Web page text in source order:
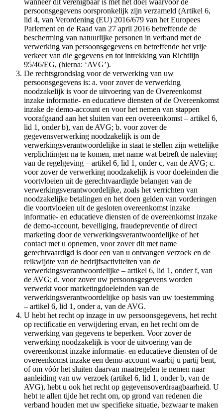
wanneer dit verenigbaar is met het doel waarvoor de
persoonsgegevens oorspronkelijk zijn verzameld (Artikel 6,
lid 4, van Verordening (EU) 2016/679 van het Europees
Parlement en de Raad van 27 april 2016 betreffende de
bescherming van natuurlijke personen in verband met de
verwerking van persoonsgegevens en betreffende het vrije
verkeer van die gegevens en tot intrekking van Richtlijn
95/46/EG, (hierna: ‘AVG’).
De rechtsgrondslag voor de verwerking van uw
persoonsgegevens is: a. voor zover de verwerking
noodzakelijk is voor de uitvoering van de Overeenkomst
inzake informatie- en educatieve diensten of de Overeenkomst
inzake de demo-account en voor het nemen van stappen
voorafgaand aan het sluiten van een overeenkomst – artikel 6,
lid 1, onder b), van de AVG; b. voor zover de
gegevensverwerking noodzakelijk is om de
verwerkingsverantwoordelijke in staat te stellen zijn wettelijke
verplichtingen na te komen, met name wat betreft de naleving
van de regelgeving – artikel 6, lid 1, onder c, van de AVG; c.
voor zover de verwerking noodzakelijk is voor doeleinden die
voortvloeien uit de gerechtvaardigde belangen van de
verwerkingsverantwoordelijke, zoals het verrichten van
noodzakelijke betalingen en het doen gelden van vorderingen
die voortvloeien uit de gesloten overeenkomst inzake
informatie- en educatieve diensten of de overeenkomst inzake
de demo-account, beveiliging, fraudepreventie of direct
marketing door de verwerkingsverantwoordelijke of het
contact met u opnemen, voor zover dit met name
gerechtvaardigd is door een van u ontvangen verzoek en de
reikwijdte van de bedrijfsactiviteiten van de
verwerkingsverantwoordelijke – artikel 6, lid 1, onder f, van
de AVG; d. voor zover uw persoonsgegevens worden
verwerkt voor marketingdoeleinden van de
verwerkingsverantwoordelijke op basis van uw toestemming
– artikel 6, lid 1, onder a, van de AVG.
U hebt het recht op inzage in uw persoonsgegevens, het recht
op rectificatie en verwijdering ervan, en het recht om de
verwerking van gegevens te beperken. Voor zover de
verwerking noodzakelijk is voor de uitvoering van de
overeenkomst inzake informatie- en educatieve diensten of de
overeenkomst inzake een demo-account waarbij u partij bent,
of om vóór het sluiten daarvan maatregelen te nemen naar
aanleiding van uw verzoek (artikel 6, lid 1, onder b, van de
AVG), hebt u ook het recht op gegevensoverdraagbaarheid. U
hebt te allen tijde het recht om, op grond van redenen die
verband houden met uw specifieke situatie, bezwaar te maken